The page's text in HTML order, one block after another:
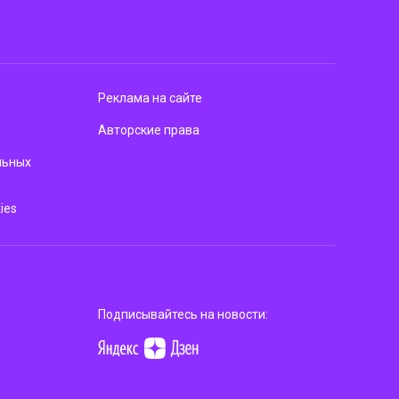
Реклама на сайте
Авторские права
Подписывайтесь на новости: